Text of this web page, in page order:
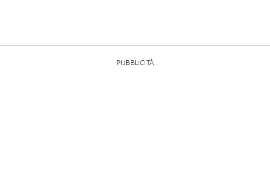
PUBBLICITÀ